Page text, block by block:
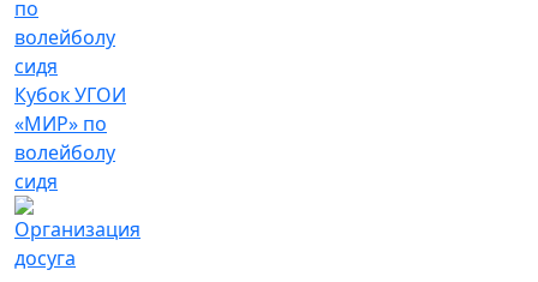
Кубок УГОИ
«МИР» по
волейболу
сидя